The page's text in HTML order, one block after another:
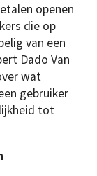
openen
die op
van een
Dado Van
wat
gebruiker
tot